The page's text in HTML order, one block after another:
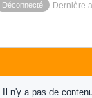
Déconnecté Dernière
Il n'y a pas de